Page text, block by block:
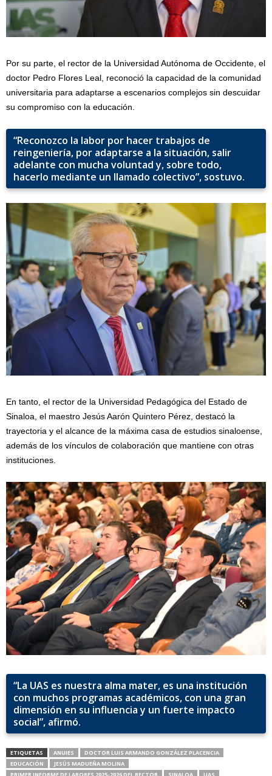
Por su parte, el rector de la Universidad Autónoma de Occidente, el
doctor Pedro Flores Leal, reconoció la capacidad de la comunidad
universitaria para adaptarse a escenarios complejos sin descuidar
su compromiso con la educación.
“Reconozco la labor por hacer trabajos de
reingeniería, por adaptarse a la situación, salir
adelante con mucha voluntad y, sobre todo,
hacerlo mediante un llamado colectivo”, sostuvo.
En tanto, el rector de la Universidad Pedagógica del Estado de
Sinaloa, el maestro Jesús Aarón Quintero Pérez, destacó la
trayectoria y el alcance de la máxima casa de estudios sinaloense,
además de los vínculos de colaboración que mantiene con otras
instituciones.
“La UAS es nuestra alma mater, es una institución
con muchos programas académicos, con una gran
dimensión en su influencia y un fuerte impacto
social”, afirmó.
ETIQUETAS ANUIES
DOCTOR LUIS ARMANDO GONZÁLEZ PLACENCIA
EDUCACIÓN
JESÚS MADUEÑA MOLINA
PRIMER INFORME DE LABORES 2025-2026 DEL RECTOR
SINALOA UAS